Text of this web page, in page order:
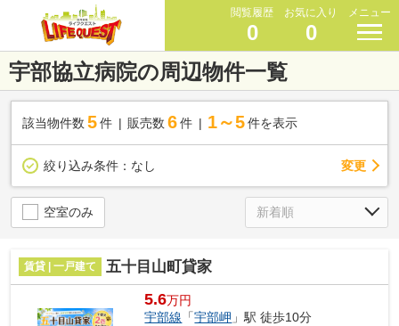
閲覧履歴
0
お気に入り
0
メニュー
宇部協立病院の周辺物件一覧
該当物件数 5件 販売数 6 件 1～5 件を表示
絞り込み条件： なし 変更
空室のみ
賃貸 | 一戸建て 五十目山町貸家
5.6万円
宇部線 「宇部岬 」駅 徒歩10分